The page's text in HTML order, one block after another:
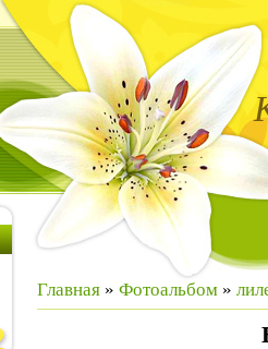
Главная » Фотоальбом »